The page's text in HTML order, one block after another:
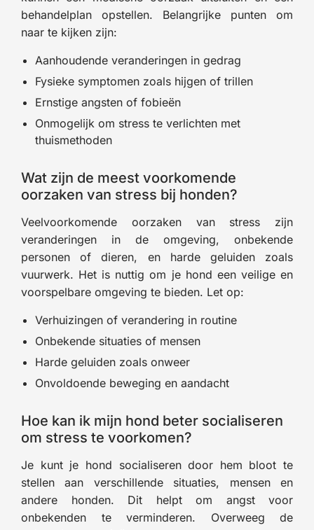
behandelplan opstellen. Belangrijke punten om
naar te kijken zijn:
Aanhoudende veranderingen in gedrag
Fysieke symptomen zoals hijgen of trillen
Ernstige angsten of fobieën
Onmogelijk om stress te verlichten met
thuismethoden
Wat zijn de meest voorkomende
oorzaken van stress bij honden?
Veelvoorkomende oorzaken van stress zijn
veranderingen in de omgeving, onbekende
personen of dieren, en harde geluiden zoals
vuurwerk. Het is nuttig om je hond een veilige en
voorspelbare omgeving te bieden. Let op:
Verhuizingen of verandering in routine
Onbekende situaties of mensen
Harde geluiden zoals onweer
Onvoldoende beweging en aandacht
Hoe kan ik mijn hond beter socialiseren
om stress te voorkomen?
Je kunt je hond socialiseren door hem bloot te
stellen aan verschillende situaties, mensen en
andere honden. Dit helpt om angst voor
onbekenden te verminderen. Overweeg de